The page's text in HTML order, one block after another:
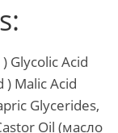
Glycolic Acid
) Malic Acid
Glycerides,
Oil (масло